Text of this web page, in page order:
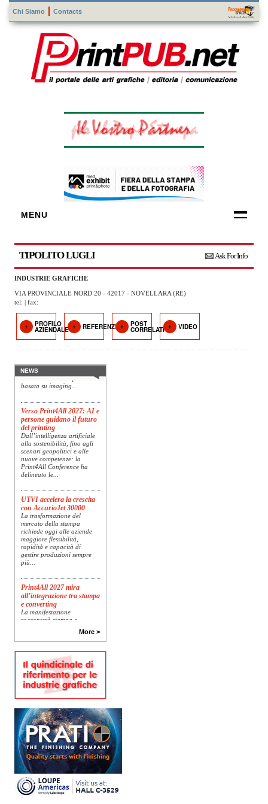
Chi Siamo Contacts
MENU
ZOOM
TEMATICI
Ask For Info
TIPOLITO LUGLI
INDUSTRIE GRAFICHE
VIA PROVINCIALE NORD 20 - 42017 - NOVELLARA (RE)
tel: | fax:
PROFILO
AZIENDALE REFERENZE POST
CORRELATI VIDEO
NEWS
Konica Minolta presenta
Specim RETEX
presenta Specim RETEX,
una soluzione completa
basata su imaging...
Verso Print4All 2027: AI e
persone guidano il futuro
del printing
Dall’intelligenza artificiale
alla sostenibilità, fino agli
scenari geopolitici e alle
nuove competenze: la
Print4All Conference ha
delineato le...
UTVI accelera la crescita
con AccurioJet 30000
La trasformazione del
mercato della stampa
richiede oggi alle aziende
maggiore flessibilità,
rapidità e capacità di
gestire produzioni sempre
più...
Print4All 2027 mira
all’integrazione tra stampa
e converting
La manifestazione
racconterà stampa e
applicazioni industriali, fino
Platinum Technologies
presenta SIGNATURE
Flatbed
sviluppo e analisi
approfondita delle reali
esigenze produttive del
mercato, Platinum
Technologies, centro
europeo di ricerca e...
Nava Press sceglie
AccurioJet 30000
Nava Press ha scelto di
More >